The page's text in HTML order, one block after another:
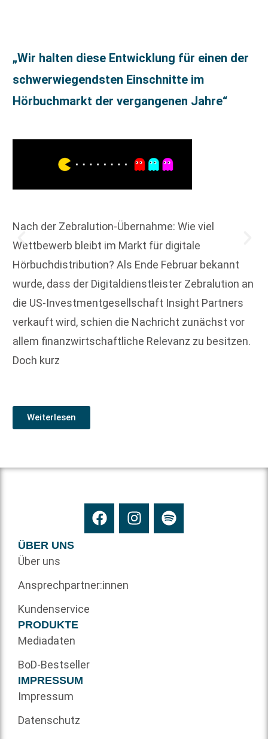
„Wir halten diese Entwicklung für einen der
schwerwiegendsten Einschnitte im
Hörbuchmarkt der vergangenen Jahre“
Nach der Zebralution-Übernahme: Wie viel
Wettbewerb bleibt im Markt für digitale
Hörbuchdistribution? Als Ende Februar bekannt
wurde, dass der Digitaldienstleister Zebralution an
die US-Investmentgesellschaft Insight Partners
verkauft wird, schien die Nachricht zunächst vor
allem finanzwirtschaftliche Relevanz zu besitzen.
Doch kurz
Weiterlesen
ÜBER UNS
Über uns
Ansprechpartner:innen
Kundenservice
PRODUKTE
Mediadaten
BoD-Bestseller
IMPRESSUM
Impressum
Datenschutz